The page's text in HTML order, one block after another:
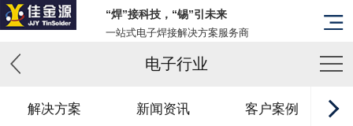
“焊”接科技，“锡”引未来
一站式电子焊接解决方案服务商
电子行业
解决方案 新闻资讯 客户案例